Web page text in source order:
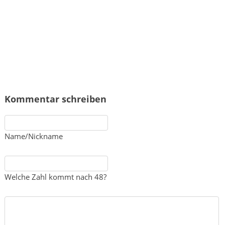
Kommentar schreiben
Name/Nickname
Welche Zahl kommt nach 48?